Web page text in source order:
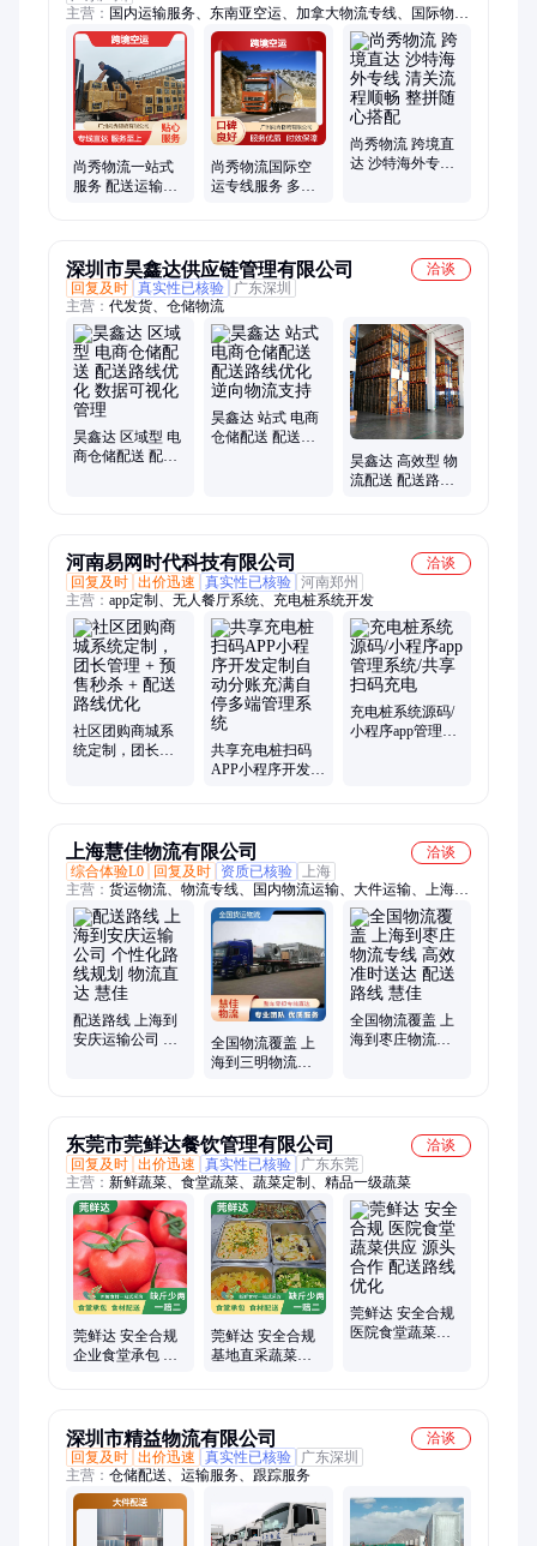
主营： 国内运输服务、东南亚空运、加拿大物流专线、国际物
流、加拿大空运、美国物流、中东物流、加拿大物流、东南亚物
流、泰国物流、建设物资国际运输物流、装修工程国际物流运
输、化妆品国际物流运输
尚秀物流一站式
服务 配送运输灵
尚秀物流国际空
运专线服务 多路
尚秀物流 跨境直
达 沙特海外专线
深圳市昊鑫达供应链管理有限公司
洽谈
回复及时 真实性已核验
广东深圳
主营： 代发货、仓储物流
昊鑫达 区域型 电
商仓储配送 配送
昊鑫达 站式 电商
仓储配送 配送路
昊鑫达 高效型 物
流配送 配送路线
河南易网时代科技有限公司
洽谈
回复及时 出价迅速 真实性已核验 河南郑州
主营： app定制、无人餐厅系统、充电桩系统开发
社区团购商城系
统定制，团长管
共享充电桩扫码
APP小程序开发定
充电桩系统源码/
小程序app管理系
上海慧佳物流有限公司
洽谈
综合体验L0
回复及时 资质已核验
上海
主营： 货运物流、物流专线、国内物流运输、大件运输、上海物
流公司、上海到全国物流运输、物流公司、货运公司、特种物流
运输
配送路线 上海到
安庆运输公司 个
全国物流覆盖 上
海到三明物流专
全国物流覆盖 上
海到枣庄物流专
东莞市莞鲜达餐饮管理有限公司
洽谈
回复及时 出价迅速 真实性已核验
广东东莞
主营： 新鲜蔬菜、食堂蔬菜、蔬菜定制、精品一级蔬菜
莞鲜达 安全合规
企业食堂承包 全
莞鲜达 安全合规
基地直采蔬菜配
莞鲜达 安全合规
医院食堂蔬菜供
深圳市精益物流有限公司
洽谈
回复及时 出价迅速 真实性已核验
广东深圳
主营： 仓储配送、运输服务、跟踪服务